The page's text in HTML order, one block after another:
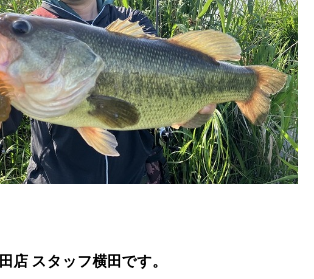
店 スタッフ横田です。